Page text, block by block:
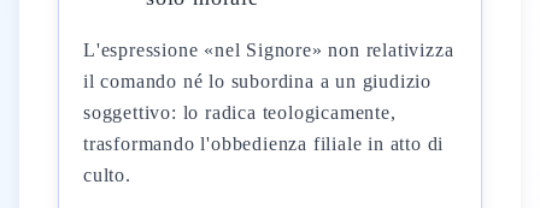
L'espressione «nel Signore» non relativizza
il comando né lo subordina a un giudizio
soggettivo: lo radica teologicamente,
trasformando l'obbedienza filiale in atto di
culto.